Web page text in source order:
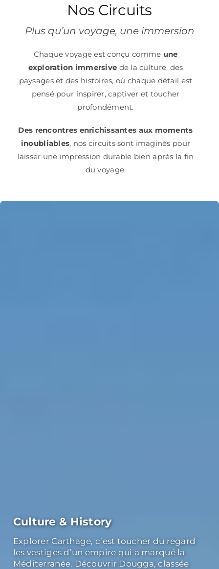
Nos Circuits
Plus qu’un voyage, une immersion
Chaque voyage est conçu comme une
exploration immersive de la culture, des
paysages et des histoires, où chaque détail est
pensé pour inspirer, captiver et toucher
profondément.
Des rencontres enrichissantes aux moments
inoubliables, nos circuits sont imaginés pour
laisser une impression durable bien après la fin
du voyage.
Culture & History
Explorer Carthage, c’est toucher du regard
les vestiges d’un empire qui a marqué la
Méditerranée. Découvrir Dougga, classée